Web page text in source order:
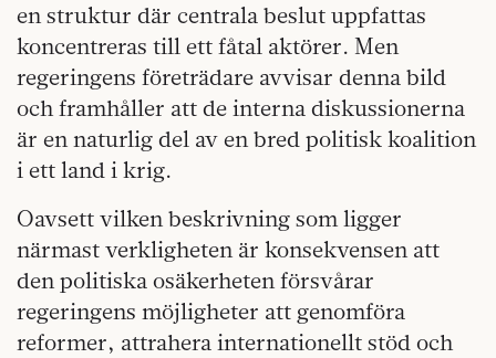
en struktur där centrala beslut uppfattas
koncentreras till ett fåtal aktörer. Men
regeringens företrädare avvisar denna bild
och framhåller att de interna diskussionerna
är en naturlig del av en bred politisk koalition
i ett land i krig.
Oavsett vilken beskrivning som ligger
närmast verkligheten är konsekvensen att
den politiska osäkerheten försvårar
regeringens möjligheter att genomföra
reformer, attrahera internationellt stöd och